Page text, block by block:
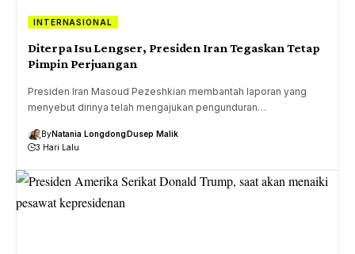
INTERNASIONAL
Diterpa Isu Lengser, Presiden Iran Tegaskan Tetap
Pimpin Perjuangan
Presiden Iran Masoud Pezeshkian membantah laporan yang
menyebut dirinya telah mengajukan pengunduran…
ByNatania LongdongDusep Malik
3 Hari Lalu